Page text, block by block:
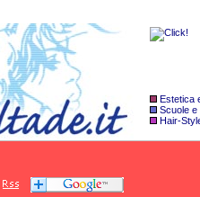
Estetica
Scuole e
Hair-